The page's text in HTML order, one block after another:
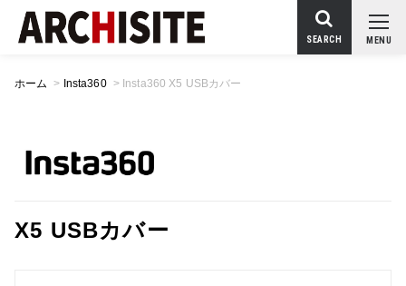
MENU
SEARCH
ホーム > Insta360 > Insta360 X5 USBカバー
X5 USBカバー